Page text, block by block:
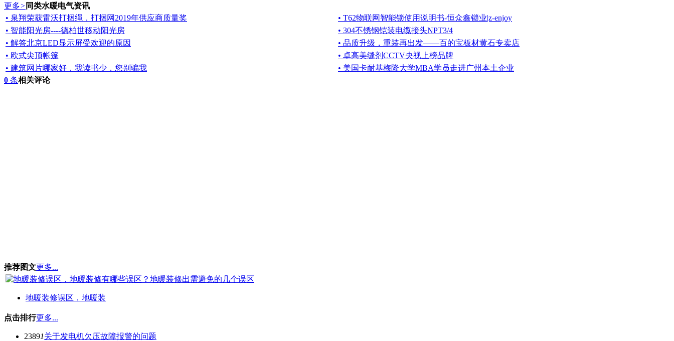
更多> 同类水暖电气资讯
• 泉翔荣获雷沃打捆绳，打捆网2019年供应商质量奖
• T62物联网智能锁使用说明书-恒众鑫锁业|z-enjoy
• 智能阳光房----德柏世移动阳光房
• 304不锈钢铠装电缆接头NPT3/4
• 解答北京LED显示屏受欢迎的原因
• 品质升级，重装再出发——百的宝板材黄石专卖店
• 欧式尖顶帐篷
• 卓高美缝剂CCTV央视上榜品牌
• 建筑网片哪家好，我读书少，您别骗我
• 美国卡耐基梅隆大学MBA学员走进广州本土企业
0 条相关评论
推荐图文更多...
地暖装修误区，地暖装
点击排行更多...
23891关于发电机欠压故障报警的问题